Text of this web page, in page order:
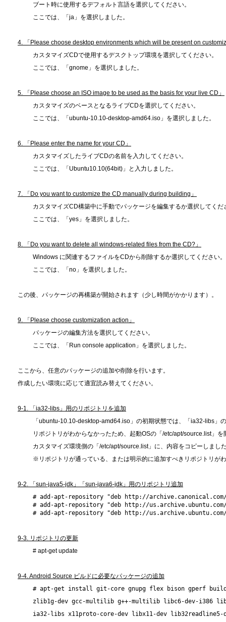
ブート時に使用するデフォルト言語を選択してください。
ここでは、「ja」を選択しました。
4. 「Please choose desktop environments which will be present on
カスタマイズCDで使用するデスクトップ環境を選択してください。
ここでは、「gnome」を選択しました。
5. 「Please choose an ISO image to be used as the basis for your live CD」
カスタマイズのベースとなるライブCDを選択してください。
ここでは、「ubuntu-10.10-desktop-amd64.iso」を選択しました。
6. 「Please enter the name for your CD」
カスタマイズしたライブCDの名前を入力してください。
ここでは、「Ubuntu10.10(64bit)」と入力しました。
7. 「Do you want to customize the CD manually during building」
カスタマイズCD構築中に手動でパッケージを編集するか選択してくだ
ここでは、「yes」を選択しました。
8. 「Do you want to delete all windows-related files from the CD?」
Windows に関連するファイルをCDから削除するか選択してください。
ここでは、「no」を選択しました。
この後、パッケージの再構築が開始されます（少し時間がかかります）。
9. 「Please choose customization action」
パッケージの編集方法を選択してください。
ここでは、「Run console application」を選択しました。
ここから、任意のパッケージの追加や削除を行います。
作成したい環境に応じて適宜読み替えてください。
9-1. 「ia32-libs」用のリポジトリを追加
「ubuntu-10.10-desktop-amd64.iso」の初期状態では、「ia32-libs」
リポジトリがわからなかったため、起動OSの「/etc/apt/source.list」を
カスタマイズ環境側の「/etc/apt/source.list」に、内容をコピーしまし
※リポジトリが通っている、または明示的に追加すべきリポジトリが
9-2. 「sun-java5-jdk」「sun-java6-jdk」用のリポジトリ追加
# add-apt-repository "deb http://
# add-apt-repository "deb http://
# add-apt-repository "deb http://
9-3. リポジトリの更新
# apt-get update
9-4. Android Source ビルドに必要なパッケージの追加
# apt-get install git-core gnupg flex bison gperf
zlib1g-dev gcc-multilib g++-multilib libc6-dev-i386
ia32-libs x11proto-core-dev libx11-dev lib32readline5-